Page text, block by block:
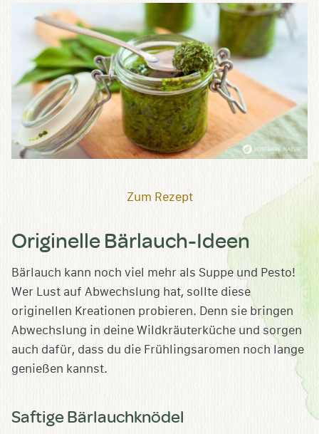
Zum Rezept
Originelle Bärlauch-Ideen
Bärlauch kann noch viel mehr als Suppe und Pesto!
Wer Lust auf Abwechslung hat, sollte diese
originellen Kreationen probieren. Denn sie bringen
Abwechslung in deine Wildkräuterküche und sorgen
auch dafür, dass du die Frühlingsaromen noch lange
genießen kannst.
Saftige Bärlauchknödel